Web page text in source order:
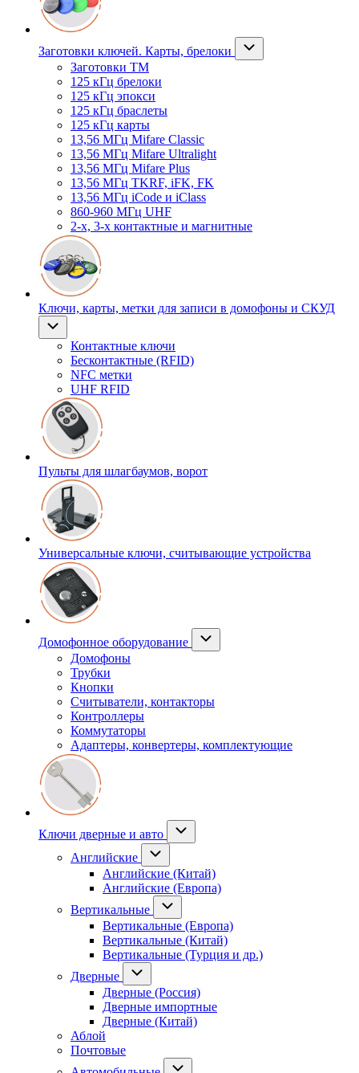
Заготовки ключей. Карты, брелоки
Заготовки ТМ
125 кГц брелоки
125 кГц эпокси
125 кГц браслеты
125 кГц карты
13,56 МГц Mifare Classic
13,56 МГц Mifare Ultralight
13,56 МГц Mifare Plus
13,56 МГц TKRF, iFK, FK
13,56 МГц iCode и iClass
860-960 МГц UHF
2-х, 3-х контактные и магнитные
Ключи, карты, метки для записи в домофоны и СКУД
Контактные ключи
Бесконтактные (RFID)
NFC метки
UHF RFID
Пульты для шлагбаумов, ворот
Универсальные ключи, считывающие устройства
Домофонное оборудование
Домофоны
Трубки
Кнопки
Считыватели, контакторы
Контроллеры
Коммутаторы
Адаптеры, конвертеры, комплектующие
Ключи дверные и авто
Английские
Английские (Китай)
Английские (Европа)
Вертикальные
Вертикальные (Европа)
Вертикальные (Китай)
Вертикальные (Турция и др.)
Дверные
Дверные (Россия)
Дверные импортные
Дверные (Китай)
Аблой
Почтовые